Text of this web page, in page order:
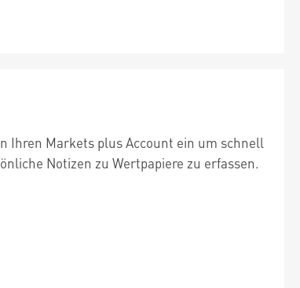
Ihren Markets plus Account ein um schnell
Notizen zu Wertpapiere zu erfassen.